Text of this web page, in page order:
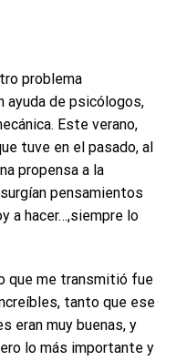
problema
ayuda de psicólogos,
Este verano,
tuve en el pasado, al
propensa a la
pensamientos
a hacer…,siempre lo
que me transmitió fue
tanto que ese
eran muy buenas, y
lo más importante y